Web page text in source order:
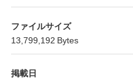
ファイルサイズ
13,799,192 Bytes
掲載日